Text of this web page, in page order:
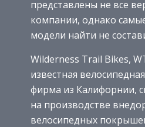
представлены не все
компании, однако
модели найти не
Wilderness Trail Bikes,
известная
фирма из Калифорнии,
на производстве
велосипедных